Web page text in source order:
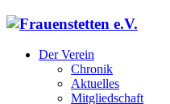
Der Verein
Chronik
Aktuelles
Mitgliedschaft